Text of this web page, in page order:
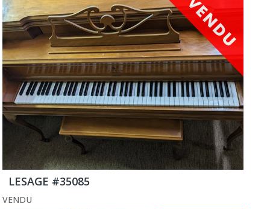
LESAGE #35085
VENDU